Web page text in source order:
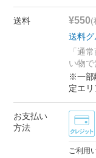
送料 ¥550(
送料グ
「通
い物
※一部
定エリ
お支払い
方法
ご利用